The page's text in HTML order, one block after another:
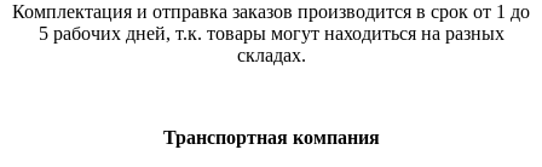
Комплектация и отправка заказов производится в срок от 1 до
5 рабочих дней, т.к. товары могут находиться на разных
складах.
Транспортная компания